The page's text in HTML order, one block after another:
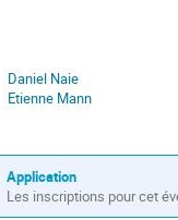
en
Europe/Paris
Présidents
Daniel Naie
Etienne Mann
Application
Les inscriptions pour cet